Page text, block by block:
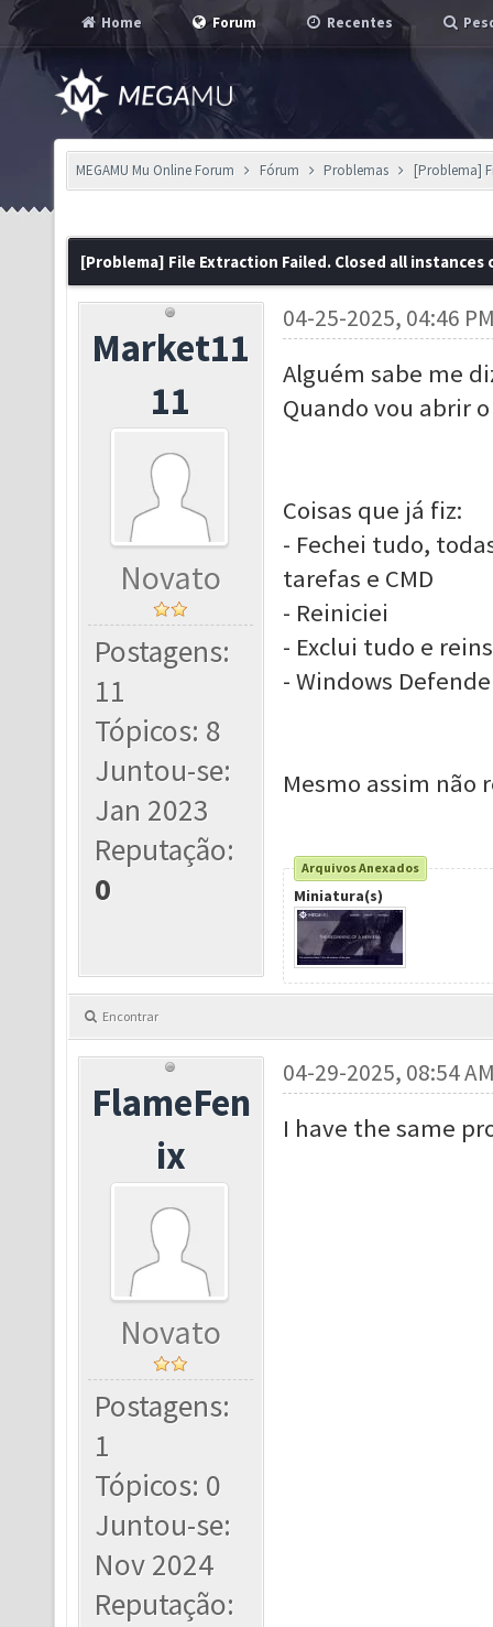
Home Forum Recentes
MEGAMU Mu Online Forum Fórum Problemas [Problema]
[Problema] File Extraction Failed. Closed all instances
Market11
11
Novato
Postagens:
11
Tópicos: 8
Juntou-se:
Jan 2023
Reputação:
0
04-25-2025, 04:46
Alguém sabe me
Quando vou abrir
Coisas que já fiz:
- Fechei tudo,
tarefas e CMD
- Reiniciei
- Exclui tudo e
- Windows
Mesmo assim não
Arquivos Anexados
Miniatura(s)
Encontrar
FlameFen
ix
Novato
Postagens:
1
Tópicos: 0
Juntou-se:
Nov 2024
Reputação:
04-29-2025, 08:54
I have the same